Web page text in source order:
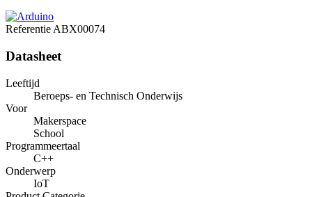
ReferentieABX00074
Datasheet
Leeftijd
Beroeps- en Technisch Onderwijs
Voor
Makerspace
School
Programmeertaal
C++
Onderwerp
IoT